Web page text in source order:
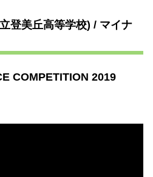
登美丘高等学校) / マイナ
COMPETITION 2019